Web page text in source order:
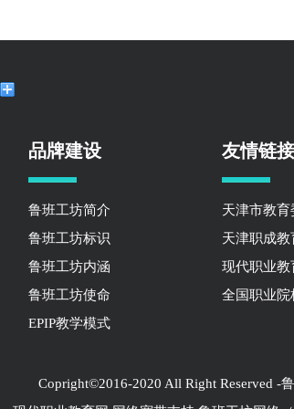
品牌建设
鲁班工坊简介
鲁班工坊标识
鲁班工坊内涵
鲁班工坊使命
EPIP教学模式
友情链接
天津市教育
天津职成教
现代职业教
全国职业院
Copright©2016-2020 All Right Reserved -